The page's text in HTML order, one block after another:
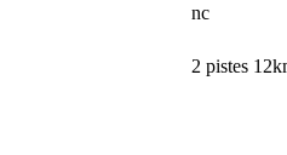
nc
2 pistes